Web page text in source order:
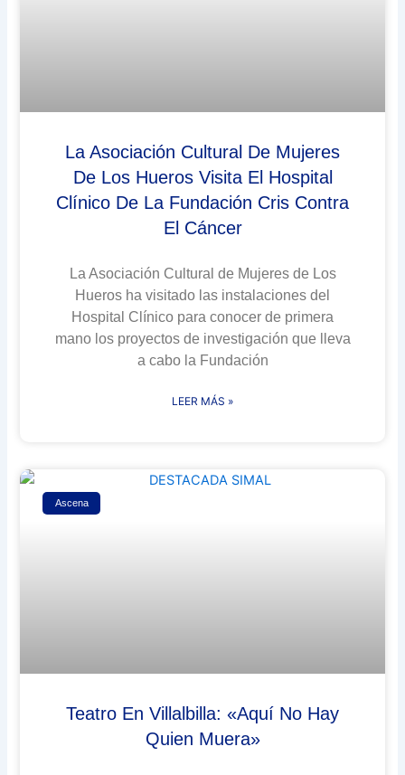
La Asociación Cultural De Mujeres
De Los Hueros Visita El Hospital
Clínico De La Fundación Cris Contra
El Cáncer
La Asociación Cultural de Mujeres de Los
Hueros ha visitado las instalaciones del
Hospital Clínico para conocer de primera
mano los proyectos de investigación que lleva
a cabo la Fundación
LEER MÁS »
Ascena
Teatro En Villalbilla: «Aquí No Hay
Quien Muera»